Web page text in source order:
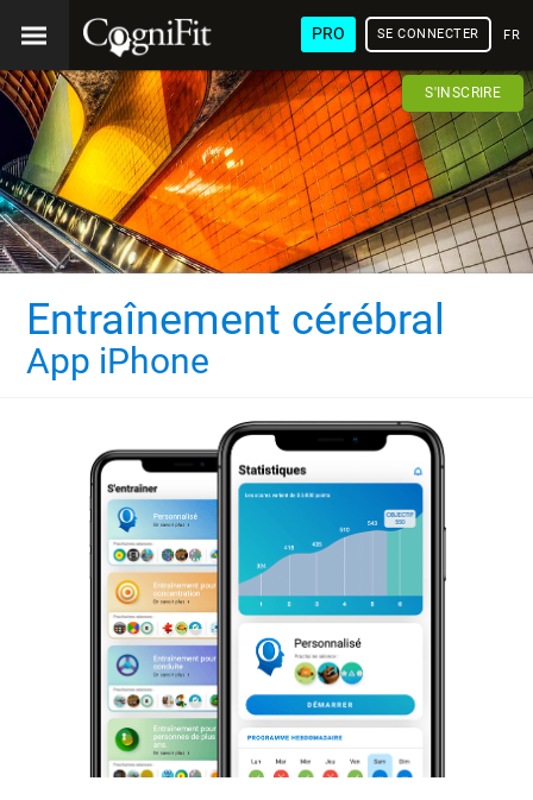
PRO SE CONNECTER
S'INSCRIRE
Entraînement cérébral
App iPhone